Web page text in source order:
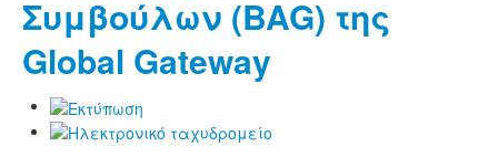
Συμβούλων (BAG) της
Global Gateway